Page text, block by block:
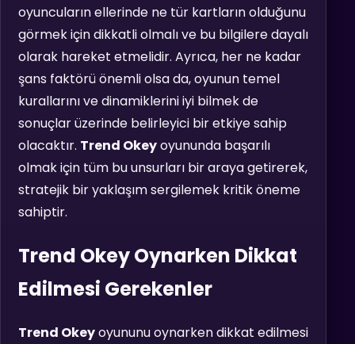
oyuncuların ellerinde ne tür kartların olduğunu
görmek için dikkatli olmalı ve bu bilgilere dayalı
olarak hareket etmelidir. Ayrıca, her ne kadar
şans faktörü önemli olsa da, oyunun temel
kurallarını ve dinamiklerini iyi bilmek de
sonuçlar üzerinde belirleyici bir etkiye sahip
olacaktır. Trend Okeyoyununda başarılı
olmak için tüm bu unsurları bir araya getirerek,
stratejik bir yaklaşım sergilemek kritik öneme
sahiptir.
Trend Okey Oynarken Dikkat
Edilmesi Gerekenler
Trend Okeyoyununu oynarken dikkat edilmesi